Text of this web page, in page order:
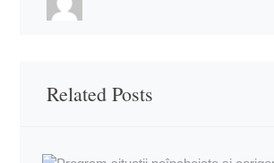
Related Posts